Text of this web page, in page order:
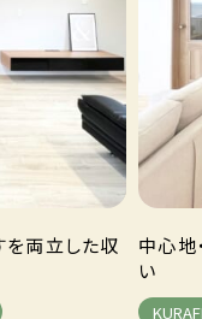
を両立した収
中心地
い